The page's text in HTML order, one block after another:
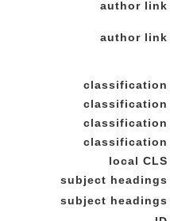
author link
author link
classification
classification
classification
classification
local CLS
subject headings
subject headings